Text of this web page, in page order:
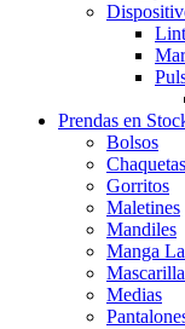
Prendas en
Bolsos
Chaquetas
Gorritos
Maletines
Mandiles
Manga
Medias